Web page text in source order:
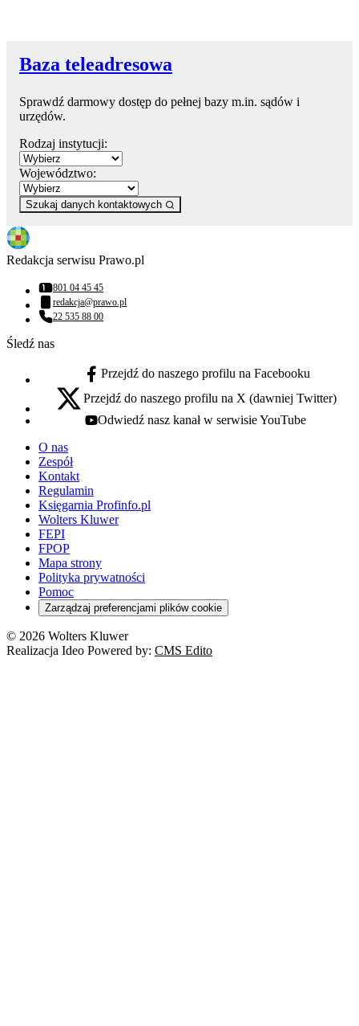
Baza teleadresowa
Sprawdź darmowy dostęp do pełnej bazy m.in. sądów i
urzędów.
Rodzaj instytucji:
Województwo:
Szukaj danych kontaktowych
Redakcja serwisu Prawo.pl
Numer telefonu:
801 04 45 45
Adres email:
redakcja@prawo.pl
Numer telefonu:
22 535 88 00
Śledź nas
facebook - otwiera się w nowej karcie
Przejdź do naszego profilu na Facebooku
x - otwiera się w nowej karcie
Przejdź do naszego profilu na X (dawniej Twitter)
youtube - otwiera się w nowej karcie
Odwiedź nasz kanał w serwisie YouTube
O nas
Zespół
Kontakt
Regulamin
Księgarnia Profinfo.pl
Wolters Kluwer
FEPI
FPOP
Mapa strony
Polityka prywatności
Pomoc
Zarządzaj preferencjami plików cookie
© 2026 Wolters Kluwer
Realizacja Ideo Powered by: CMS Edito